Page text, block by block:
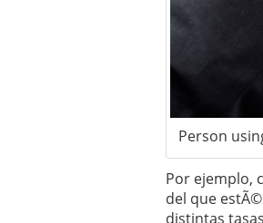
Person
Por ejemplo,
del que
distintas